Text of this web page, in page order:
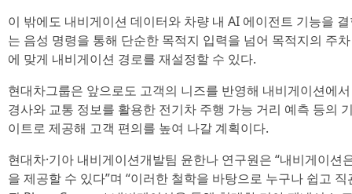
이 밖에도 내비게이션 데이터와 차량 내 AI 에이전트 기능을
는 음성 명령을 통해 단순한 목적지 입력을 넘어 목적지의 주
에 맞게 내비게이션 경로를 재설정할 수 있다.
현대차그룹은 앞으로도 고객의 니즈를 반영해 내비게이션에
경사와 교통 정보를 활용한 전기차 주행 가능 거리 예측 등의
이트로 제공해 고객 편의를 높여 나갈 계획이다.
현대차·기아 내비게이션개발팀 윤한나 연구원은 “내비게이
을 제공할 수 있다”며 “이러한 철학을 바탕으로 누구나 쉽고